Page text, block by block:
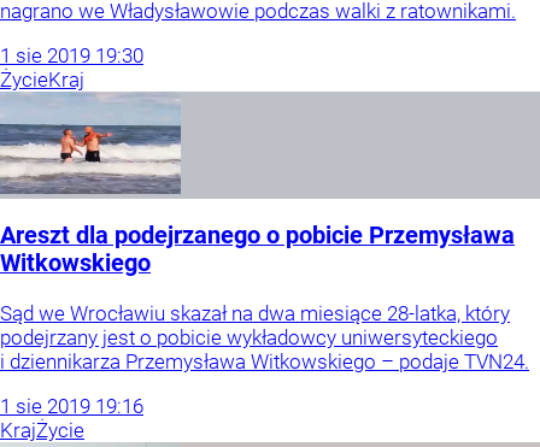
nagrano we Władysławowie podczas walki z ratownikami.
1 sie 2019 19:30
ŻycieKraj
Areszt dla podejrzanego o pobicie Przemysława
Witkowskiego
Sąd we Wrocławiu skazał na dwa miesiące 28-latka, który
podejrzany jest o pobicie wykładowcy uniwersyteckiego
i dziennikarza Przemysława Witkowskiego – podaje TVN24.
1 sie 2019 19:16
KrajŻycie